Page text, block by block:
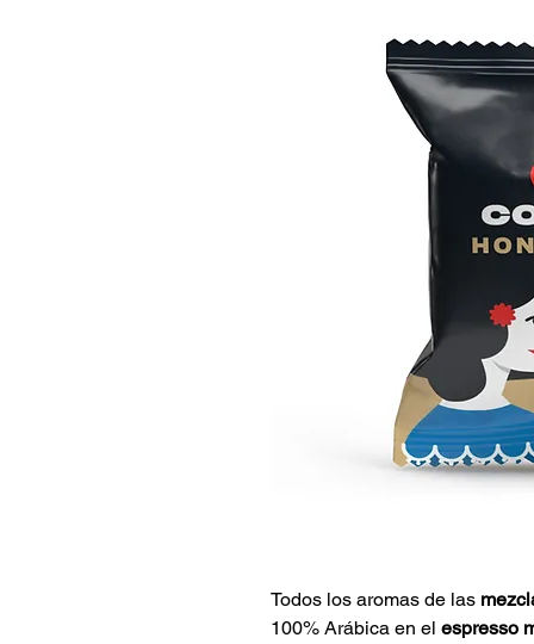
Todos los aromas de las
100% Arábica en el espresso